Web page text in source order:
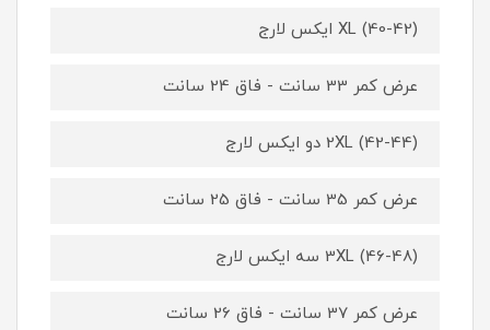
XL (40-42) ایکس لارج
عرض کمر 33 سانت - فاق 24 سانت
2XL (42-44) دو ایکس لارج
عرض کمر 35 سانت - فاق 25 سانت
3XL (46-48) سه ایکس لارج
عرض کمر 37 سانت - فاق 26 سانت